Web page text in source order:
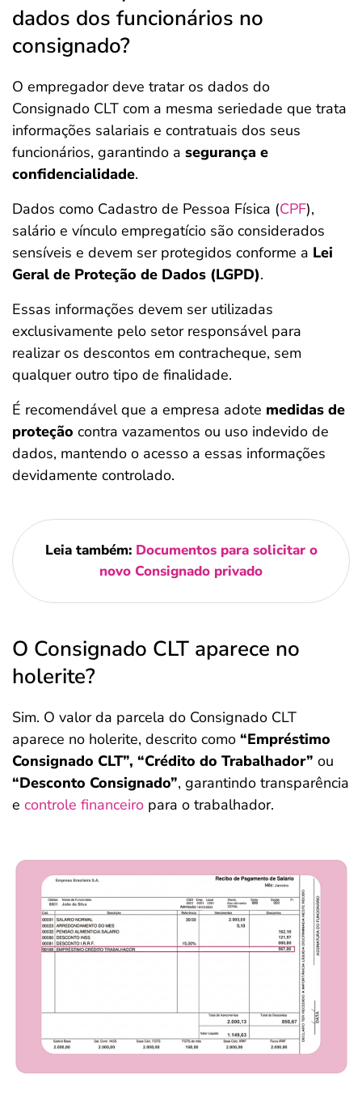
dados dos funcionários no
consignado?
O empregador deve tratar os dados do
Consignado CLT com a mesma seriedade que trata
informações salariais e contratuais dos seus
funcionários, garantindo a segurança e
confidencialidade.
Dados como Cadastro de Pessoa Física (CPF),
salário e vínculo empregatício são considerados
sensíveis e devem ser protegidos conforme a Lei
Geral de Proteção de Dados (LGPD).
Essas informações devem ser utilizadas
exclusivamente pelo setor responsável para
realizar os descontos em contracheque, sem
qualquer outro tipo de finalidade.
É recomendável que a empresa adote medidas de
proteção contra vazamentos ou uso indevido de
dados, mantendo o acesso a essas informações
devidamente controlado.
Leia também: Documentos para solicitar o
novo Consignado privado
O Consignado CLT aparece no
holerite?
Sim. O valor da parcela do Consignado CLT
aparece no holerite, descrito como “Empréstimo
Consignado CLT”, “Crédito do Trabalhador” ou
“Desconto Consignado”, garantindo transparência
e controle financeiro para o trabalhador.